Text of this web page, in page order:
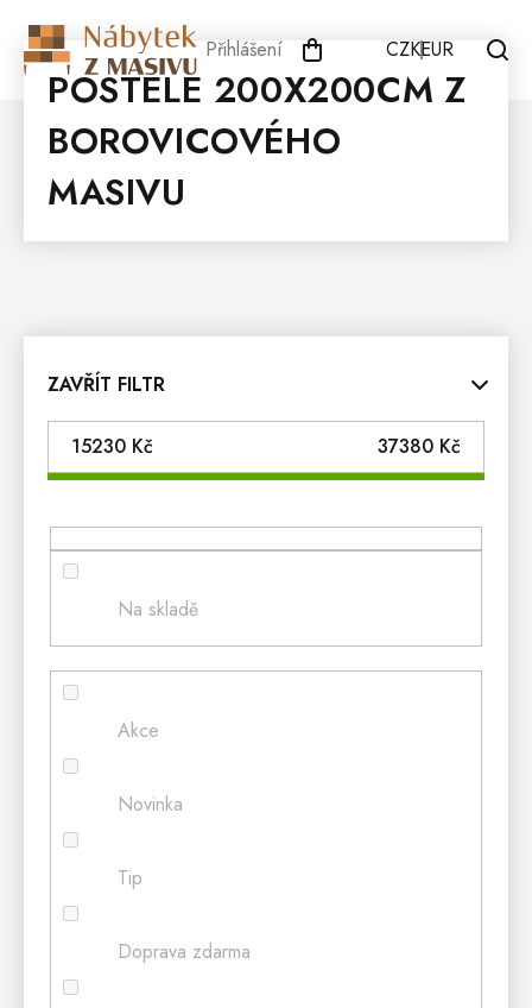
obsah
Přihlášení CZKEUR
POSTELE 200X200CM Z
BOROVICOVÉHO
MASIVU
ZAVŘÍT FILTR
15230 Kč 37380 Kč
Na skladě
Akce
Novinka
Tip
Doprava zdarma